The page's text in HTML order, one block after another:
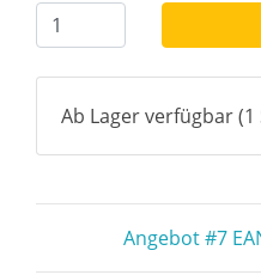
Ab Lager verfügbar (1
Angebot #7